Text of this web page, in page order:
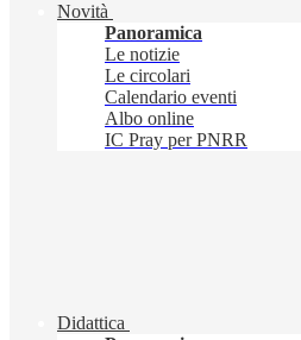
Novità
Panoramica
Le notizie
Le circolari
Calendario eventi
Albo online
IC Pray per PNRR
Didattica